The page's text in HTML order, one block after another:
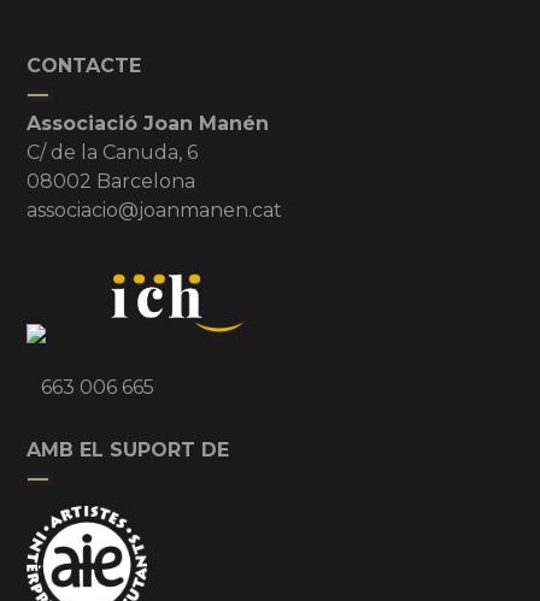
CONTACTE
Associació Joan Manén
C/ de la Canuda, 6
08002 Barcelona
associacio@joanmanen.cat
663 006 665
AMB EL SUPORT DE